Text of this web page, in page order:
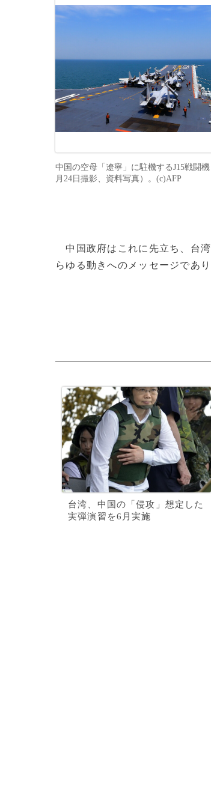
中国の空母「遼寧」に駐機するJ15戦闘機
月24日撮影、資料写真）。(c)AFP
中国政府はこれに先立ち、台
らゆる動きへのメッセージであ
台湾、中国の「侵攻」想定した
実弾演習を6月実施